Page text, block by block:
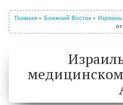
Главная » Ближний Восток» Израиль